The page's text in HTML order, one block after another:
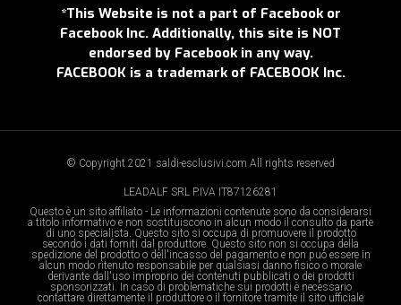
*This Website is not a part of Facebook or
Facebook Inc. Additionally, this site is NOT
endorsed by Facebook in any way.
FACEBOOK is a trademark of FACEBOOK Inc.
© Copyright 2021 saldi-esclusivi.com All rights reserved
LEADALF SRL P.IVA IT87126281
Questo è un sito affiliato - Le informazioni contenute sono da considerarsi
a titolo informativo e non sostituiscono in alcun modo il consulto da parte
di uno specialista. Questo sito si occupa di promuovere il prodotto
secondo i dati forniti dal produttore. Questo sito non si occupa della
spedizione del prodotto o dell'incasso del pagamento e non può essere in
alcun modo ritenuto responsabile per qualsiasi danno fisico o morale
derivante dall'uso improprio dei contenuti pubblicati o dei prodotti
sponsorizzati. In caso di problematiche sui prodotti è necessario
contattare direttamente il produttore o il fornitore tramite il sito ufficiale